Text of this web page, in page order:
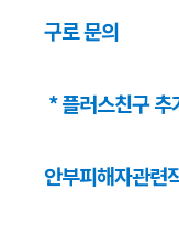
구로 문의
* 플러스친구
안부피해자관련